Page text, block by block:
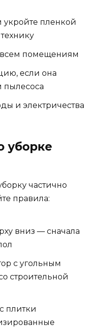
пленкой
всем помещениям
если она
пылесоса
и электричества
уборке
частично
правила:
вниз — сначала
с угольным
строительной
плитки